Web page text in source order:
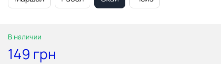
В наличии
149 грн